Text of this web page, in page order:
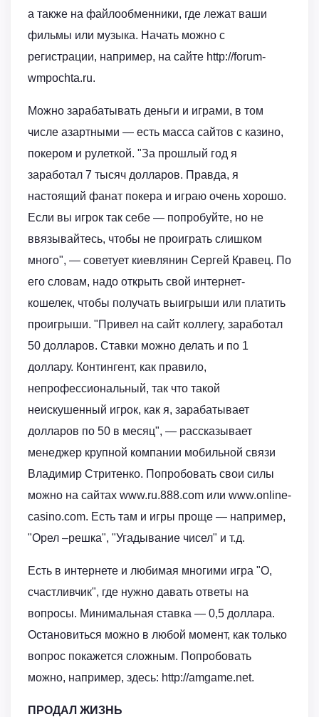
а также на файлообменники, где лежат ваши
фильмы или музыка. Начать можно с
регистрации, например, на сайте http://forum-
wmpochta.ru.
Можно зарабатывать деньги и играми, в том
числе азартными — есть масса сайтов с казино,
покером и рулеткой. "За прошлый год я
заработал 7 тысяч долларов. Правда, я
настоящий фанат покера и играю очень хорошо.
Если вы игрок так себе — попробуйте, но не
ввязывайтесь, чтобы не проиграть слишком
много", — советует киевлянин Сергей Кравец. По
его словам, надо открыть свой интернет-
кошелек, чтобы получать выигрыши или платить
проигрыши. "Привел на сайт коллегу, заработал
50 долларов. Ставки можно делать и по 1
доллару. Контингент, как правило,
непрофессиональный, так что такой
неискушенный игрок, как я, зарабатывает
долларов по 50 в месяц", — рассказывает
менеджер крупной компании мобильной связи
Владимир Стритенко. Попробовать свои силы
можно на сайтах www.ru.888.com или www.online-
casino.com. Есть там и игры проще — например,
"Орел –решка", "Угадывание чисел" и т.д.
Есть в интернете и любимая многими игра "О,
счастливчик", где нужно давать ответы на
вопросы. Минимальная ставка — 0,5 доллара.
Остановиться можно в любой момент, как только
вопрос покажется сложным. Попробовать
можно, например, здесь: http://amgame.net.
ПРОДАЛ ЖИЗНЬ